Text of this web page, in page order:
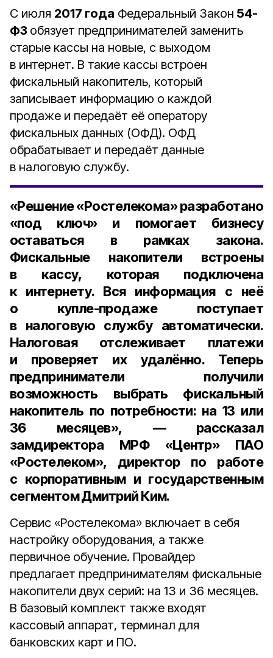
С июля 2017 года Федеральный Закон 54-
ФЗ обязует предпринимателей заменить
старые кассы на новые, с выходом
в интернет. В такие кассы встроен
фискальный накопитель, который
записывает информацию о каждой
продаже и передаёт её оператору
фискальных данных (ОФД). ОФД
обрабатывает и передаёт данные
в налоговую службу.
«Решение «Ростелекома» разработано
«под ключ» и помогает бизнесу
оставаться в рамках закона.
Фискальные накопители встроены
в кассу, которая подключена
к интернету. Вся информация с неё
о купле-продаже поступает
в налоговую службу автоматически.
Налоговая отслеживает платежи
и проверяет их удалённо. Теперь
предприниматели получили
возможность выбрать фискальный
накопитель по потребности: на 13 или
36 месяцев», — рассказал
замдиректора МРФ «Центр» ПАО
«Ростелеком», директор по работе
с корпоративным и государственным
сегментом Дмитрий Ким.
Сервис «Ростелекома» включает в себя
настройку оборудования, а также
первичное обучение. Провайдер
предлагает предпринимателям фискальные
накопители двух серий: на 13 и 36 месяцев.
В базовый комплект также входят
кассовый аппарат, терминал для
банковских карт и ПО.